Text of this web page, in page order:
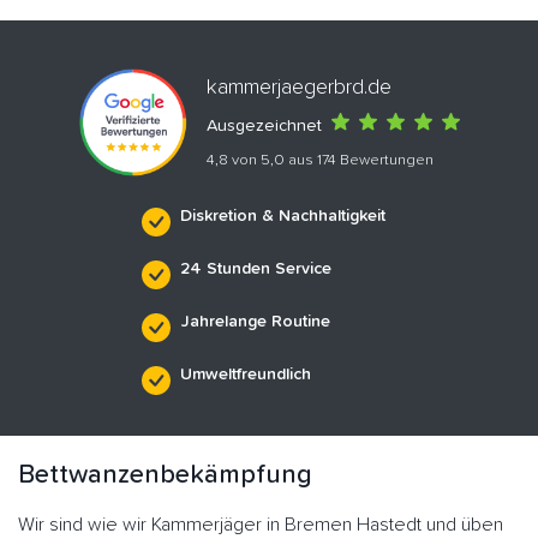
kammerjaegerbrd.de
Ausgezeichnet
4,8 von 5,0 aus 174 Bewertungen
Diskretion & Nachhaltigkeit
24 Stunden Service
Jahrelange Routine
Umweltfreundlich
Bettwanzenbekämpfung
Wir sind wie wir Kammerjäger in Bremen Hastedt und üben